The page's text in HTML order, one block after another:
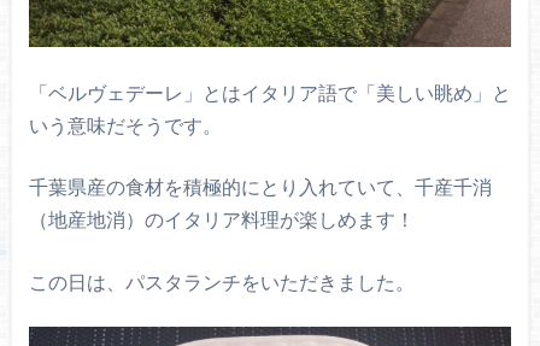
「ベルヴェデーレ」とはイタリア語で「美しい眺め」と
いう意味だそうです。
千葉県産の食材を積極的にとり入れていて、千産千消
（地産地消）のイタリア料理が楽しめます！
この日は、パスタランチをいただきました。